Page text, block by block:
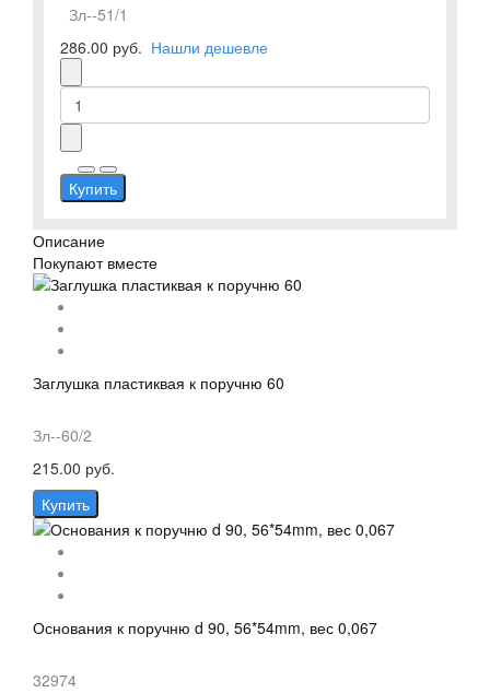
Зл--51/1
286.00 руб. Нашли дешевле
Купить
Описание
Покупают вместе
Заглушка пластиквая к поручню 60
Зл--60/2
215.00 руб.
Купить
Основания к поручню d 90, 56*54mm, вес 0,067
32974